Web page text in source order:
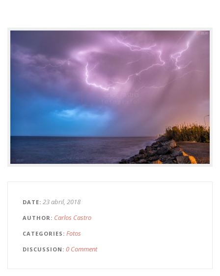
DATE 23 abril, 2018
AUTHOR Carlos Castro
CATEGORIES Fotos
DISCUSSION 0 Comment